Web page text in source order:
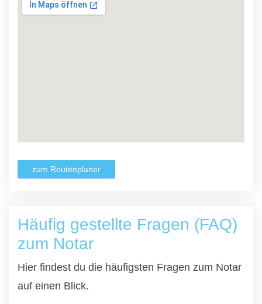
zum Routenplaner
Häufig gestellte Fragen (FAQ)
zum Notar
Hier findest du die häufigsten Fragen zum Notar
auf einen Blick.